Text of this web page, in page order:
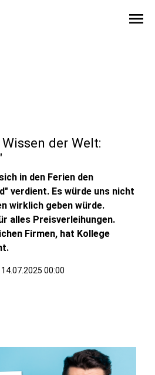
menu
der Welt:
in den Ferien den
verdient. Es würde uns nicht
wirklich geben würde.
alles Preisverleihungen.
Firmen, hat Kollege
00:00